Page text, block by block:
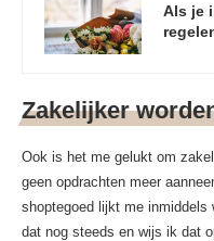
Als je
Zakelijker
Ook is het me gelukt om
geen opdrachten meer
shoptegoed lijkt me inmiddels
dat nog steeds en wijs ik dat